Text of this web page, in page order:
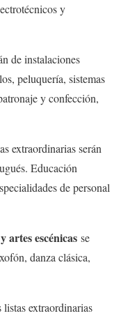
y
de instalaciones
peluquería, sistemas
y confección,
extraordinarias serán
Educación
de personal
artes escénicas se
danza clásica,
listas extraordinarias